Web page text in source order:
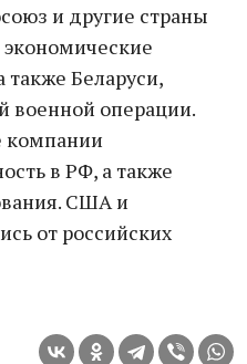
и другие страны
также Беларуси,
военной операции.
в РФ, а также
США и
от российских